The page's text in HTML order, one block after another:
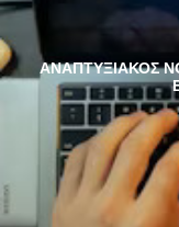
ΑΝΑΠΤΥΞΙΑΚΟΣ